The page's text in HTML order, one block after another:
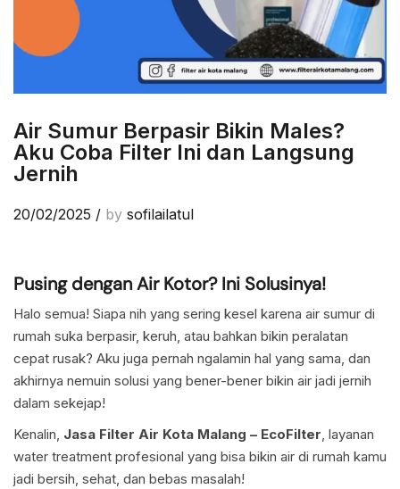
Air Sumur Berpasir Bikin Males?
Aku Coba Filter Ini dan Langsung
Jernih
20/02/2025 / by sofilailatul
Pusing dengan Air Kotor? Ini Solusinya!
Halo semua! Siapa nih yang sering kesel karena air sumur di
rumah suka berpasir, keruh, atau bahkan bikin peralatan
cepat rusak? Aku juga pernah ngalamin hal yang sama, dan
akhirnya nemuin solusi yang bener-bener bikin air jadi jernih
dalam sekejap!
Kenalin, Jasa Filter Air Kota Malang – EcoFilter, layanan
water treatment profesional yang bisa bikin air di rumah kamu
jadi bersih, sehat, dan bebas masalah!